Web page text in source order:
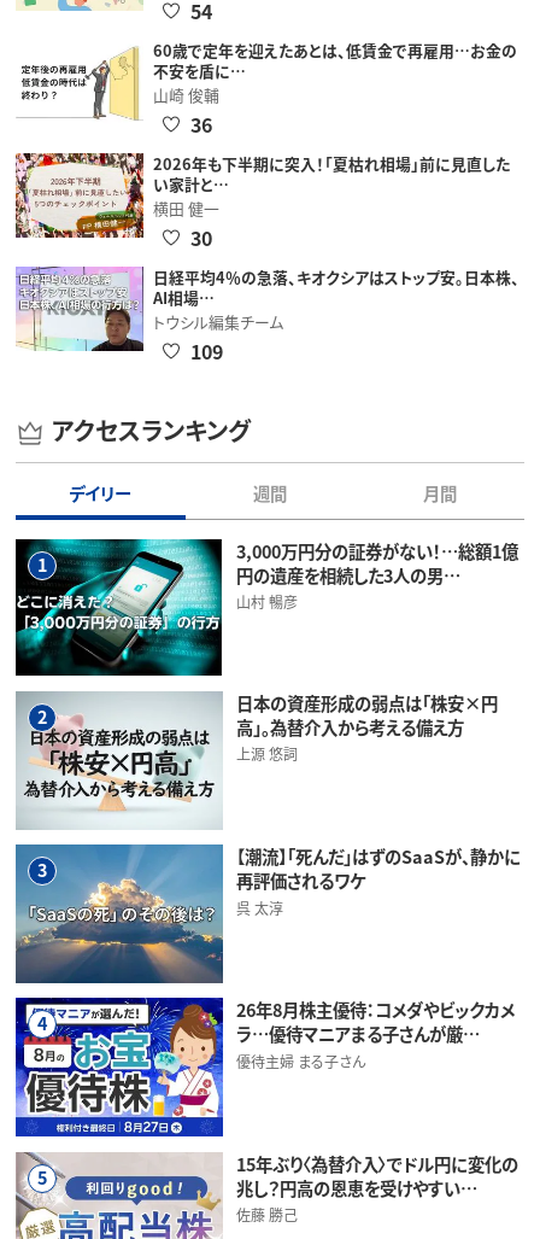
54
60歳で定年を迎えたあとは、低賃金で再雇用…お金の
不安を盾に…
山崎 俊輔
36
2026年も下半期に突入！「夏枯れ相場」前に見直した
い家計と…
横田 健一
30
日経平均4％の急落、キオクシアはストップ安。日本株、
AI相場…
トウシル編集チーム
109
アクセスランキング
デイリー 週間 月間
1
3,000万円分の証券がない！…総額1億
円の遺産を相続した3人の男…
山村 暢彦
2
日本の資産形成の弱点は「株安×円
高」。為替介入から考える備え方
上源 悠詞
3
【潮流】「死んだ」はずのSaaSが、静かに
再評価されるワケ
呉 太淳
4
26年8月株主優待：コメダやビックカメ
ラ…優待マニアまる子さんが厳…
優待主婦 まる子さん
5
15年ぶり〈為替介入〉でドル円に変化の
兆し？円高の恩恵を受けやすい…
佐藤 勝己